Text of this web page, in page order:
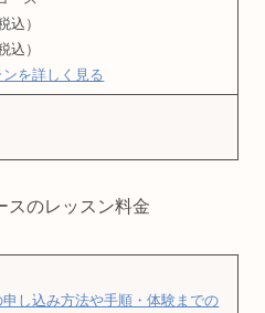
込）
込）
を詳しく見る
スのレッスン料金
し込み方法や手順・体験までの